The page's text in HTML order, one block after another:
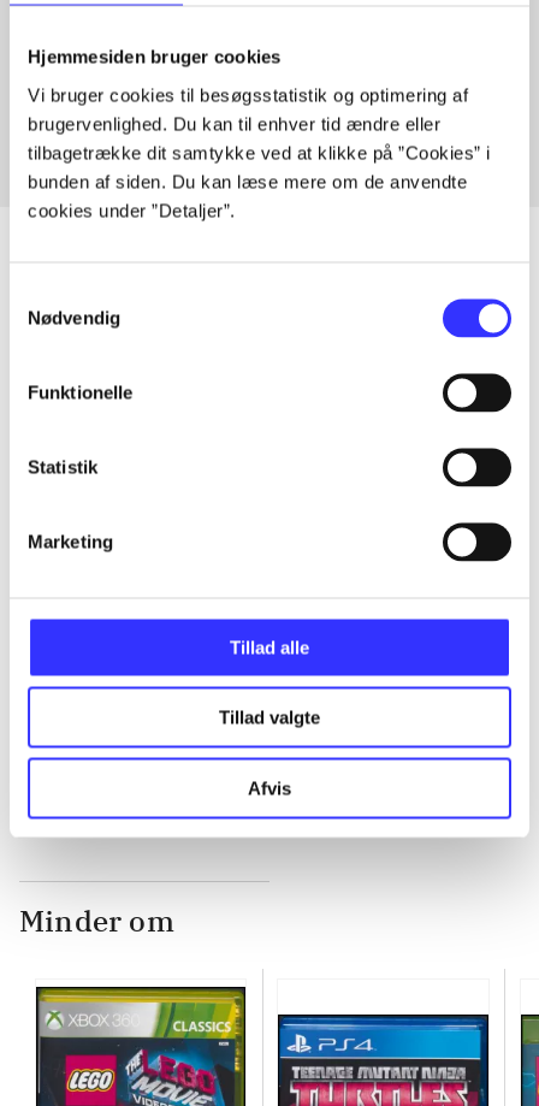
Hjemmesiden bruger cookies
Vi bruger cookies til besøgsstatistik og optimering af
brugervenlighed. Du kan til enhver tid ændre eller
tilbagetrække dit samtykke ved at klikke på ”Cookies” i
bunden af siden. Du kan læse mere om de anvendte
cookies under ”Detaljer”.
Nødvendig
Funktionelle
Statistik
Marketing
Tillad alle
Tillad valgte
Afvis
Artikler med samme emner
Fra
Artikler
...
Minder om